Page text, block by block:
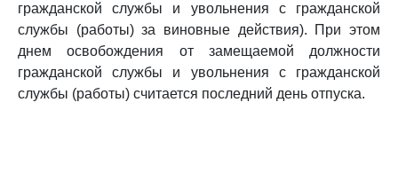
гражданской службы и увольнения с гражданской
службы (работы) за виновные действия). При этом
днем освобождения от замещаемой должности
гражданской службы и увольнения с гражданской
службы (работы) считается последний день отпуска.